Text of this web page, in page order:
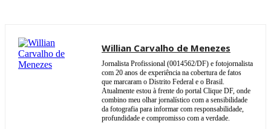
Willian Carvalho de Menezes
Jornalista Profissional (0014562/DF) e fotojornalista
com 20 anos de experiência na cobertura de fatos
que marcaram o Distrito Federal e o Brasil.
Atualmente estou à frente do portal Clique DF, onde
combino meu olhar jornalístico com a sensibilidade
da fotografia para informar com responsabilidade,
profundidade e compromisso com a verdade.